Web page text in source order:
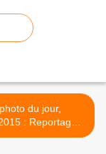
du jour,
: Reportage
Audi, soirée